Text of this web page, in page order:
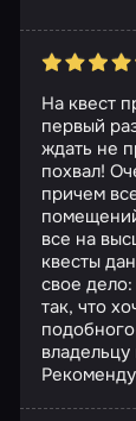
На квест
первый
ждать не
похвал!
причем
все на
квесты
свое
так, что